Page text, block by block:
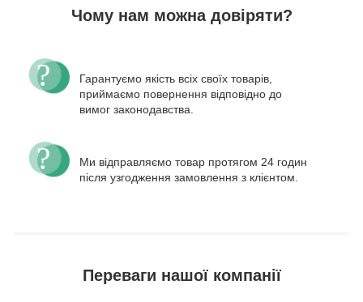
Чому нам можна довіряти?
Гарантуємо якість всіх своїх товарів,
приймаємо повернення відповідно до
вимог законодавства.
Ми відправляємо товар протягом 24 годин
після узгодження замовлення з клієнтом.
Переваги нашої компанії